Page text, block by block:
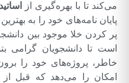
می‌کند تا با بهره‌گیری از
پایان نامه‌های خود را به
پر کردن خلا موجود بین
است تا دانشجویان گرامی
خاطر، پروژه‌های خود را
امکان را می‌دهد که قبل از